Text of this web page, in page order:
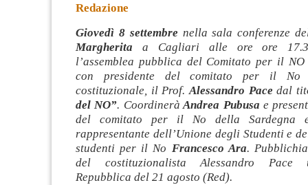
Redazione
Giovedì 8 settembre nella sala conferenze
Margherita a Cagliari alle ore ore
l’assemblea pubblica del Comitato per il
con presidente del comitato per il No
costituzionale, il Prof.Alessandro Pace dal
del NO”. Coordinerà Andrea Pubusa e
del comitato per il No della Sardegna
rappresentante dell’Unione degli Studenti e
studenti per il No Francesco Ara.
del costituzionalista Alessandro
Repubblica del 21 agosto (Red).